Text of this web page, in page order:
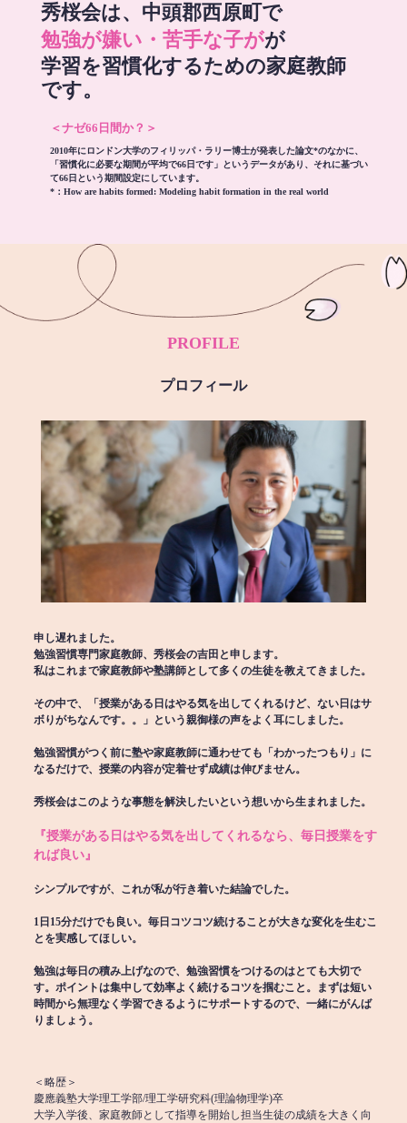
秀桜会は、中頭郡西原町で
勉強が嫌い・苦手な子がが
学習を習慣化するための家庭教師
です。
＜ナゼ66日間か？＞
2010年にロンドン大学のフィリッパ・ラリー博士が発表した論文*のなかに、
「習慣化に必要な期間が平均で66日です」というデータがあり、それに基づい
て66日という期間設定にしています。
*： How are habits formed: Modeling habit formation in the real world
PROFILE
プロフィール
申し遅れました。
勉強習慣専門家庭教師、秀桜会の吉田と申します。
私はこれまで家庭教師や塾講師として多くの生徒を教えてきました。
その中で、「授業がある日はやる気を出してくれるけど、ない日はサ
ボりがちなんです。。」という親御様の声をよく耳にしました。
勉強習慣がつく前に塾や家庭教師に通わせても「わかったつもり」に
なるだけで、授業の内容が定着せず成績は伸びません。
秀桜会はこのような事態を解決したいという想いから生まれました。
『授業がある日はやる気を出してくれるなら、毎日授業をす
れば良い』
シンプルですが、これが私が行き着いた結論でした。
1日15分だけでも良い。毎日コツコツ続けることが大きな変化を生むこ
とを実感してほしい。
勉強は毎日の積み上げなので、勉強習慣をつけるのはとても大切で
す。ポイントは集中して効率よく続けるコツを掴むこと。まずは短い
時間から無理なく学習できるようにサポートするので、一緒にがんば
りましょう。
＜略歴＞
慶應義塾大学理工学部/理工学研究科(理論物理学)卒
大学入学後、家庭教師として指導を開始し担当生徒の成績を大きく向